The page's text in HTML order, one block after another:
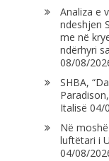
Analiza e
ndeshjen
me në
ndërhyri
08/08/
SHBA,
Italisë 04/
Në
luftëtari i
04/08/